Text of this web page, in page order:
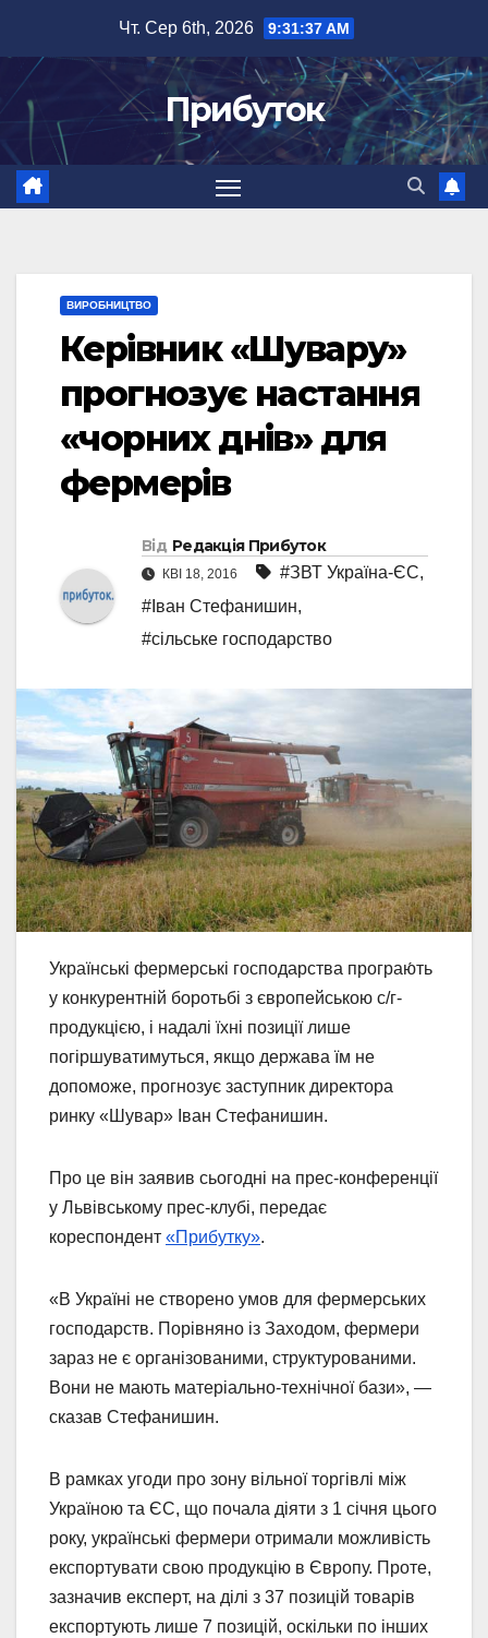
вмісту
Чт. Сер 6th, 2026 9:31:38 AM
Прибуток
ВИРОБНИЦТВО
Керівник «Шувару»
прогнозує настання
«чорних днів» для
фермерів
Від Редакція Прибуток
КВІ 18, 2016 #ЗВТ Україна-ЄС,
#Іван Стефанишин,
#сільське господарство
Українські фермерські господарства програю́ть
у конкурентній боротьбі з європейською c/г-
продукцією, і надалі їхні позиції лише
погіршуватимуться, якщо держава їм не
допоможе, прогнозує заступник директора
ринку «Шувар» Іван Стефанишин.
Про це він заявив сьогодні на прес-конференції
у Львівському прес-клубі, передає
кореспондент «Прибутку».
«В Україні не створено умов для фермерських
господарств. Порівняно із Заходом, фермери
зараз не є організованими, структурованими.
Вони не мають матеріально-технічної бази», —
сказав Стефанишин.
В рамках угоди про зону вільної торгівлі між
Україною та ЄС, що почала діяти з 1 січня цього
року, українські фермери отримали можливість
експортувати свою продукцію в Європу. Проте,
зазначив експерт, на ділі з 37 позицій товарів
експортують лише 7 позицій, оскільки по інших